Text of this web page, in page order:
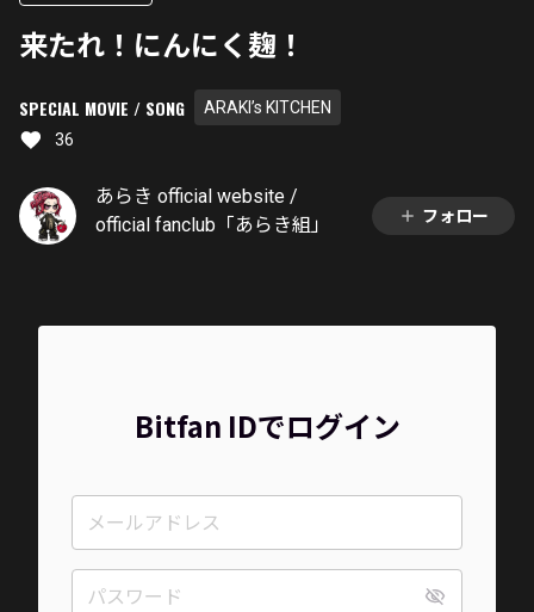
来たれ！にんにく麹！
SPECIAL MOVIE / SONG
ARAKI’s KITCHEN
36
あらき official website /
official fanclub「あらき組」
フォロー
Bitfan IDでログイン